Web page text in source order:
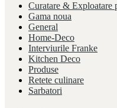
Curatare & Exploatare
Gama noua
General
Home-Deco
Interviurile Franke
Kitchen Deco
Produse
Retete culinare
Sarbatori